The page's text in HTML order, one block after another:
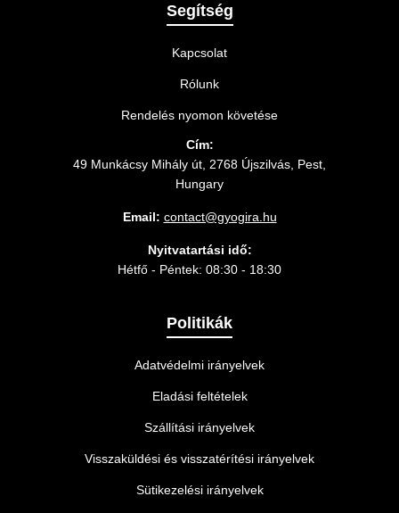
Segítség
Kapcsolat
Rólunk
Rendelés nyomon követése
Cím:
49 Munkácsy Mihály út, 2768 Újszilvás, Pest,
Hungary
Email: contact@gyogira.hu
Nyitvatartási idő:
Hétfő - Péntek: 08:30 - 18:30
Politikák
Adatvédelmi irányelvek
Eladási feltételek
Szállítási irányelvek
Visszaküldési és visszatérítési irányelvek
Sütikezelési irányelvek